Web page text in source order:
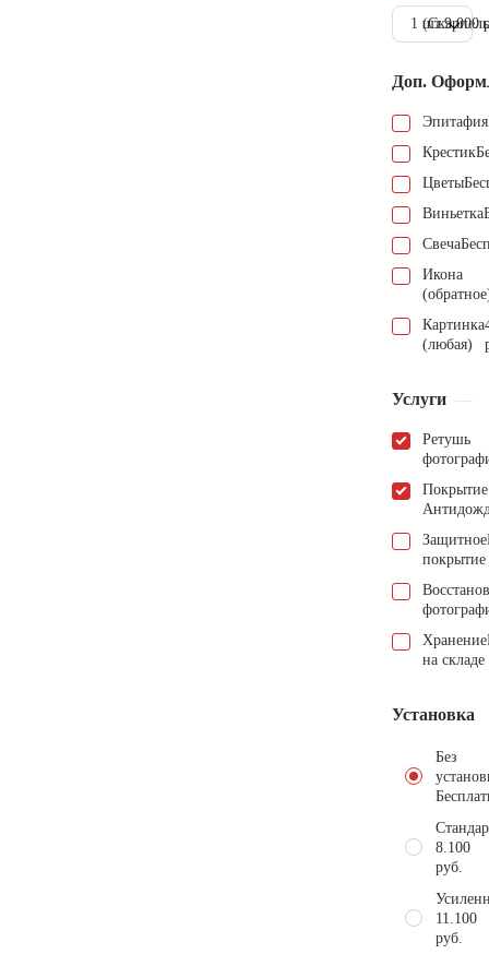
1 шт.9.000
Доп.
Эпитафия
Крестик
Цветы
Виньетка
Свеча
Икона
Картинка
(любая)
Услуги
Ретушь
Покрытие
Защитное
покрытие
Хранение
на складе
Установка
Без
8.100
руб.
11.100
руб.